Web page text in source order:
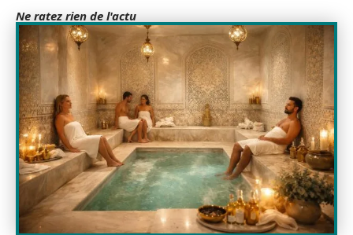
Ne ratez rien de l'actu